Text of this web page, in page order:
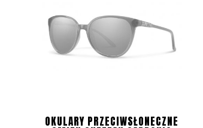
OKULARY PRZECIWSŁONECZNE